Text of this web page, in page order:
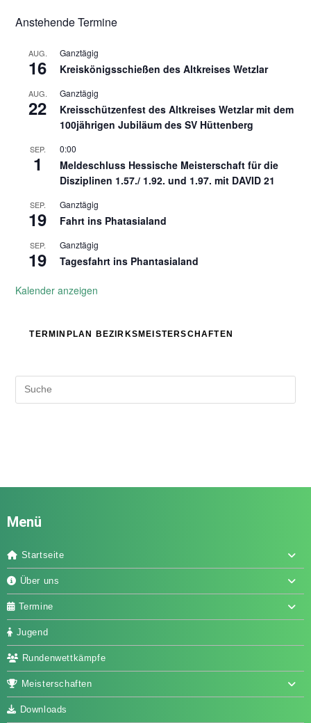
Anstehende Termine
AUG.
16
Ganztägig
Kreiskönigsschießen des Altkreises Wetzlar
AUG.
22
Ganztägig
Kreisschützenfest des Altkreises Wetzlar mit dem
100jährigen Jubiläum des SV Hüttenberg
SEP.
1
0:00
Meldeschluss Hessische Meisterschaft für die
Disziplinen 1.57./ 1.92. und 1.97. mit DAVID 21
SEP.
19
Ganztägig
Fahrt ins Phatasialand
SEP.
19
Ganztägig
Tagesfahrt ins Phantasialand
Kalender anzeigen
TERMINPLAN BEZIRKSMEISTERSCHAFTEN
Menü
Startseite
Über uns
Termine
Jugend
Rundenwettkämpfe
Meisterschaften
Downloads